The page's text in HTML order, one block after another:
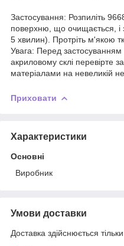
Застосування: Розпиліть
поверхню, що очищається, і
5 хвилин). Протріть м'якою
Увага: Перед застосуванням
акриловому склі перевірте
матеріалами на невеликій
Приховати
Характеристики
Основні
Виробник
Умови доставки
Доставка здійснюється